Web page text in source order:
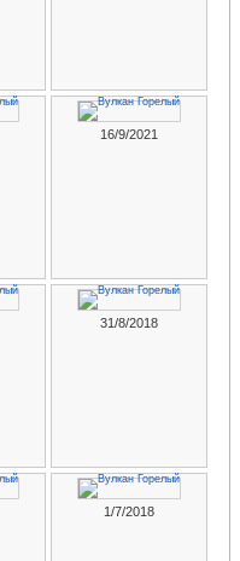
16/9/2021
31/8/2018
1/7/2018